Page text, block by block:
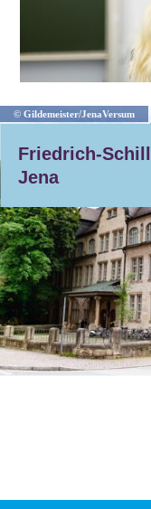
© Gildemeister/JenaVersum
Friedrich-
Jena